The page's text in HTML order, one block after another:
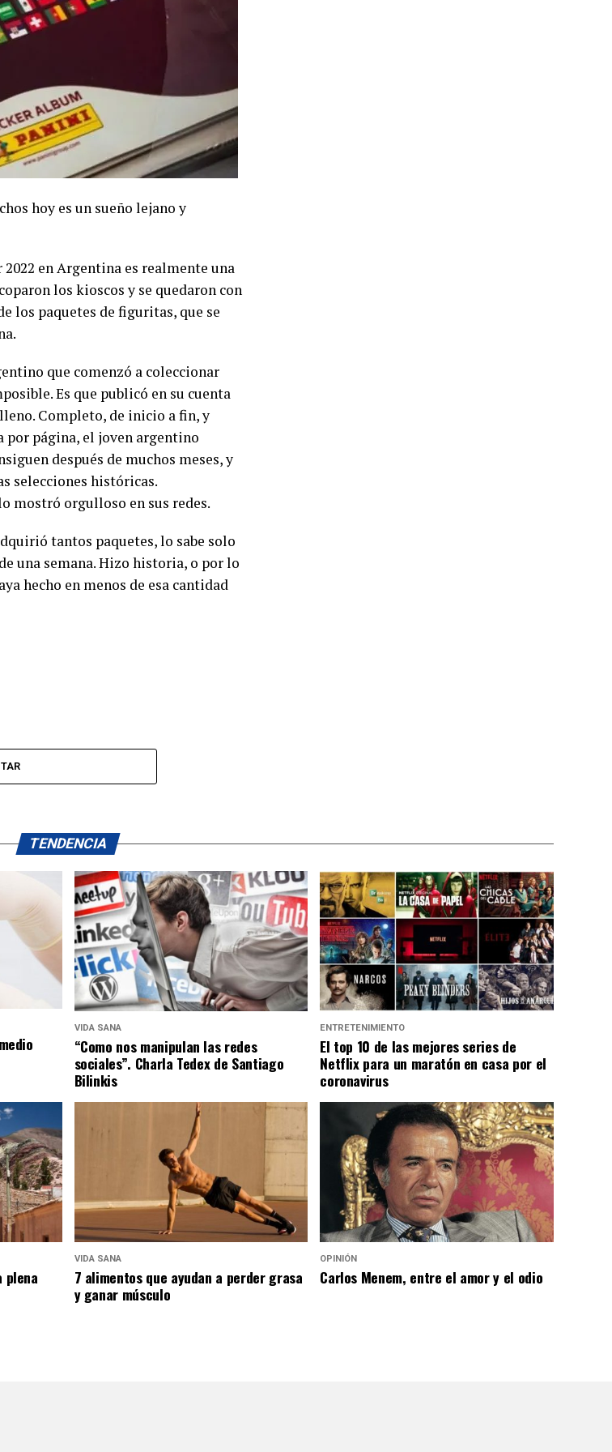
hoy es un sueño lejano y
en Argentina es realmente una
los kioscos y se quedaron con
los paquetes de figuritas, que se
que comenzó a coleccionar
Es que publicó en su cuenta
Completo, de inicio a fin, y
por página, el joven argentino
después de muchos meses, y
selecciones históricas.
mostró orgulloso en sus redes.
tantos paquetes, lo sabe solo
una semana. Hizo historia, o por lo
hecho en menos de esa cantidad
TENDENCIA
VIDA SANA
“Como nos manipulan las redes
sociales”. Charla Tedex de Santiago
Bilinkis
ENTRETENIMIENTO
El top 10 de las mejores series de
Netflix para un maratón en casa por el
coronavirus
plena
VIDA SANA
7 alimentos que ayudan a perder grasa
y ganar músculo
OPINIÓN
Carlos Menem, entre el amor y el odio